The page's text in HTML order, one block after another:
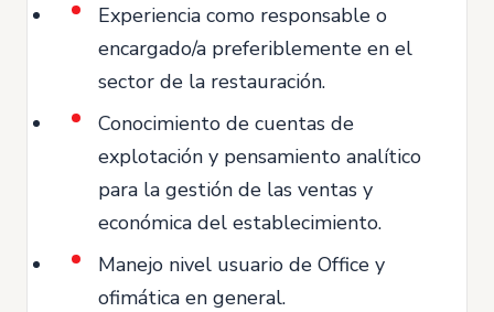
Experiencia como responsable o
encargado/a preferiblemente en el
sector de la restauración.
Conocimiento de cuentas de
explotación y pensamiento analítico
para la gestión de las ventas y
económica del establecimiento.
Manejo nivel usuario de Office y
ofimática en general.